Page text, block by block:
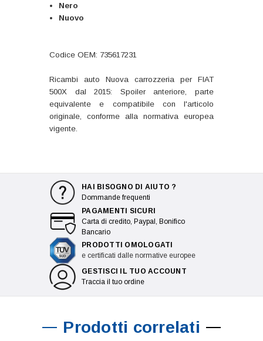
Nero
Nuovo
Codice OEM: 735617231
Ricambi auto Nuova carrozzeria per FIAT
500X dal 2015: Spoiler anteriore, parte
equivalente e compatibile con l'articolo
originale, conforme alla normativa europea
vigente.
HAI BISOGNO DI AIUTO ?
Dommande frequenti
PAGAMENTI SICURI
Carta di credito, Paypal, Bonifico
Bancario
PRODOTTI OMOLOGATI
e certificati dalle normative europee
GESTISCI IL TUO ACCOUNT
Traccia il tuo ordine
Prodotti correlati